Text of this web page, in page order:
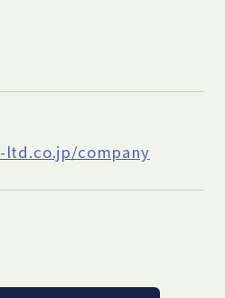
company